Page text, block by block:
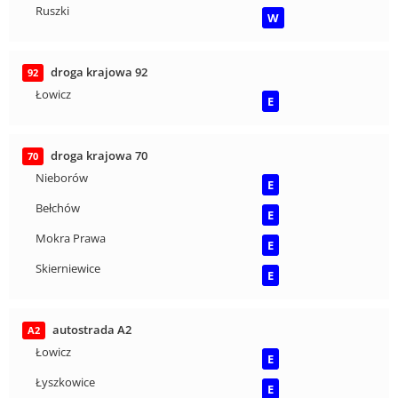
Ruszki
W
92
droga krajowa 92
Łowicz
E
70
droga krajowa 70
Nieborów
E
Bełchów
E
Mokra Prawa
E
Skierniewice
E
A2
autostrada A2
Łowicz
E
Łyszkowice
E